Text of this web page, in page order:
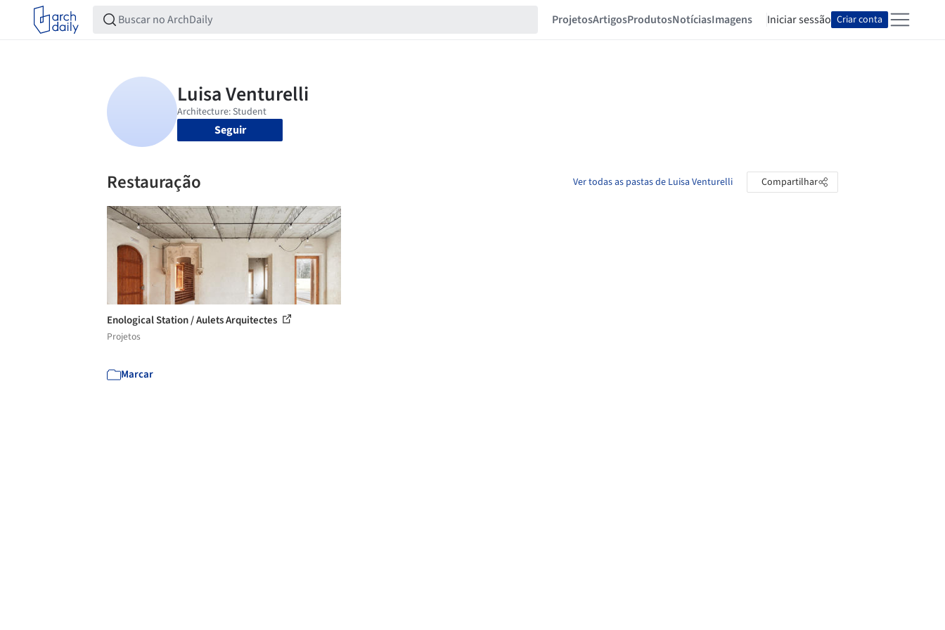
ProjetosArtigosProdutosNotíciasImagens Iniciar sessão Criar conta
Seguir
Restauração Ver todas as pastas de Luisa Venturelli Compartilhar
Enological Station / Aulets Arquitectes
Projetos
Marcar